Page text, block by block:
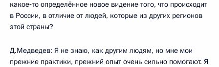
какое‑то определённое новое видение того, что происходит
в России, в отличие от людей, которые из других регионов
этой страны?
Д.Медведев: Я не знаю, как другим людям, но мне мои
прежние практики, прежний опыт очень сильно помогают. Я